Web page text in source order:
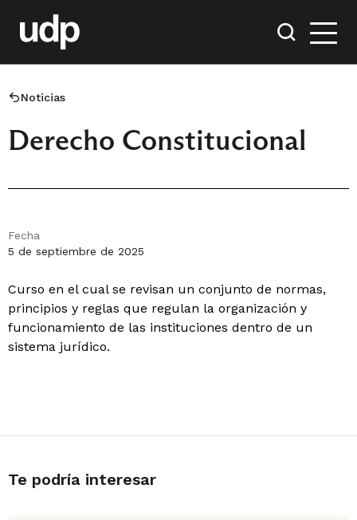
Noticias
Derecho Constitucional
Fecha
5 de septiembre de 2025
Curso en el cual se revisan un conjunto de normas,
principios y reglas que regulan la organización y
funcionamiento de las instituciones dentro de un
sistema jurídico.
Te podría interesar